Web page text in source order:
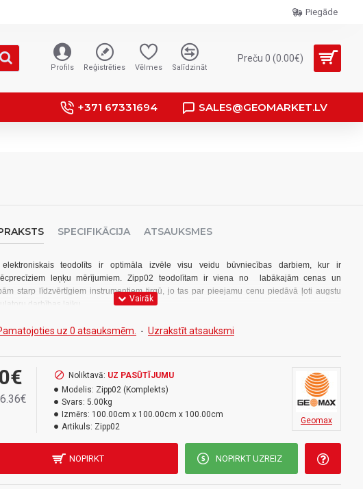
Piegāde
Profils Reģistrēties Vēlmes Salīdzināt
Preču 0 (0.00€)
+371 67331694 SALES@GEOMARKET.LV
SPECIFIKĀCIJA ATSAUKSMES
teodolīts ir optimāla izvēle visu veidu būvniecības darbiem, kur ir
leņķu mērījumiem. Zipp02 teodolītam ir viena no labākajām cenas un
starp līdzvērtīgiem instrumentiem tirgū, jo tas par pieejamu cenu piedāvā ļoti augstu
darbības laiku.
uz 0 atsauksmēm. - Uzrakstīt atsauksmi
Noliktavā: UZ PASŪTĪJUMU
Modelis: Zipp02 (Komplekts)
Svars: 5.00kg
Izmērs: 100.00cm x 100.00cm x 100.00cm
Artikuls: Zipp02
Geomax
NOPIRKT NOPIRKT UZREIZ